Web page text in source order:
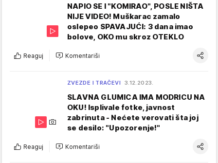
NAPIO SE I "KOMIRAO", POSLE NIŠTA
NIJE VIDEO! Muškarac zamalo
oslepeo SPAVAJUĆI: 3 dana imao
bolove, OKO mu skroz OTEKLO
Reaguj Komentariši
ZVEZDE I TRAČEVI 3.12.2023.
SLAVNA GLUMICA IMA MODRICU NA
OKU! Isplivale fotke, javnost
zabrinuta - Nećete verovati šta joj
se desilo: "Upozorenje!"
Reaguj Komentariši